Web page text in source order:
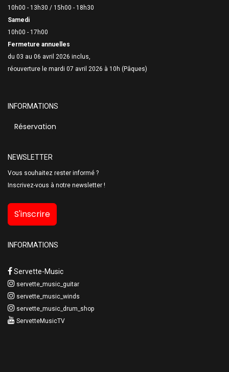
10h00 - 13h30 / 15h00 - 18h30
Samedi
10h00 - 17h00
Fermeture annuelles
du 03 au 06 avril 2026 inclus,
réouverture le mardi 07 avril 2026 à 10h (Pâques)
INFORMATIONS
Réservation
NEWSLETTER
Vous souhaitez rester informé ?
Inscrivez-vous à notre newsletter !
S'inscrire
INFORMATIONS
Servette-Music
servette_music_guitar
servette_music_winds
servette_music_drum_shop
ServetteMusicTV